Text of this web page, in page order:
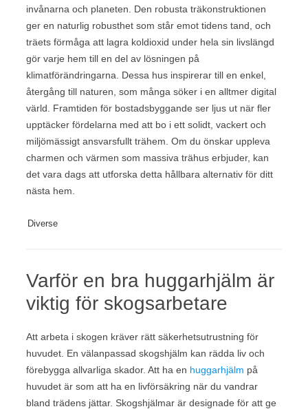
invånarna och planeten. Den robusta träkonstruktionen
ger en naturlig robusthet som står emot tidens tand, och
träets förmåga att lagra koldioxid under hela sin livslängd
gör varje hem till en del av lösningen på
klimatförändringarna. Dessa hus inspirerar till en enkel,
återgång till naturen, som många söker i en alltmer digital
värld. Framtiden för bostadsbyggande ser ljus ut när fler
upptäcker fördelarna med att bo i ett solidt, vackert och
miljömässigt ansvarsfullt trähem. Om du önskar uppleva
charmen och värmen som massiva trähus erbjuder, kan
det vara dags att utforska detta hållbara alternativ för ditt
nästa hem.
Diverse
Varför en bra huggarhjälm är
viktig för skogsarbetare
Att arbeta i skogen kräver rätt säkerhetsutrustning för
huvudet. En välanpassad skogshjälm kan rädda liv och
förebygga allvarliga skador. Att ha en huggarhjälm på
huvudet är som att ha en livförsäkring när du vandrar
bland trädens jättar. Skogshjälmar är designade för att ge